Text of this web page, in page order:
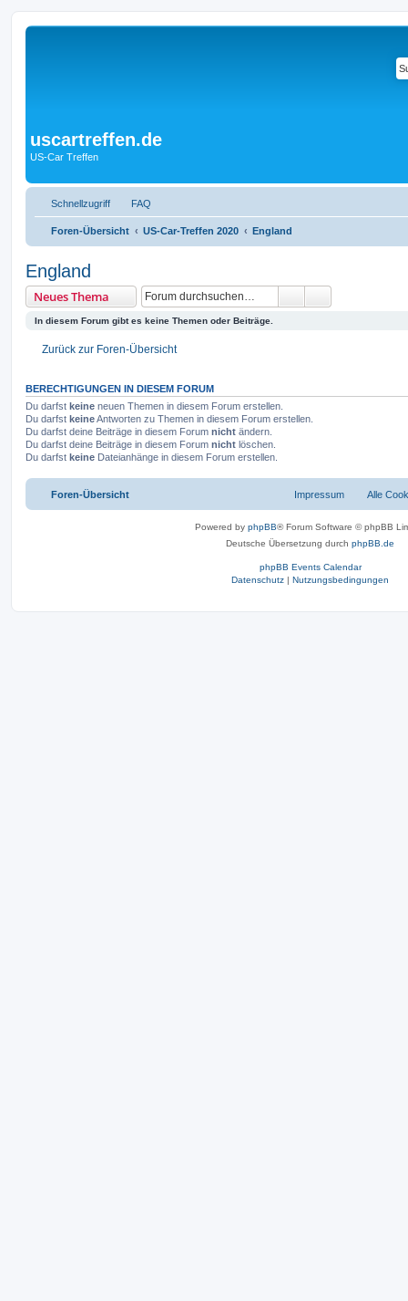
uscartreffen.de
US-Car Treffen
Schnellzugriff FAQ
Foren-Übersicht US-Car-Treffen 2020 England
England
Neues Thema
In diesem Forum gibt es keine Themen oder Beiträge.
Zurück zur Foren-Übersicht
BERECHTIGUNGEN IN DIESEM FORUM
Du darfst keine neuen Themen in diesem Forum erstellen.
Du darfst keineAntworten zu Themen in diesem Forum erstellen.
Du darfst deine Beiträge in diesem Forum nicht ändern.
Du darfst deine Beiträge in diesem Forum nicht löschen.
Du darfst keine Dateianhänge in diesem Forum erstellen.
Foren-Übersicht Alle
Impressum
Powered by phpBB® Forum Software © phpBB
Deutsche Übersetzung durch phpBB.de
phpBB Events Calendar
Datenschutz | Nutzungsbedingungen